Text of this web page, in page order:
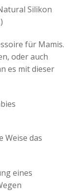
Silikon
für Mamis.
oder auch
es mit dieser
Weise das
eines